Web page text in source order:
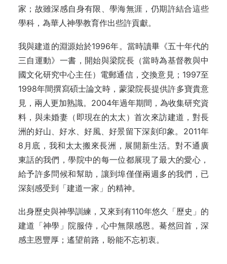
家；故雖深感自身有限、學海無涯，仍期許結合這些
學科，為華人神學教育作出些許貢獻。
我與建道的淵源始於1996年。當時讀畢《五十年代的
三自運動》一書，開始與梁院長（當時為基督教與中
國文化研究中心主任）電郵通信，交換意見；1997至
1998年間撰寫碩士論文時，蒙梁院長提供許多寶貴意
見，兩人更加熟識。2004年過年期間，為收集研究資
料，與未婚妻（即現在的太太）首次來訪建道，對長
洲的好山、好水、好風、好景留下深刻印象。2011年
8月底，我和太太搬來長洲，展開新生活。對不通廣
東話的我們，學院中的每一位都展現了最大的愛心，
給予許多問候和幫助，讓到埠僅僅兩週多的我們，已
深刻感受到「建道一家」的精神。
出身歷史與神學訓練，又來到有110年悠久「歷史」的
建道「神學」院服侍，心中無限感恩。驀然回首，深
感主恩豐厚；遙望前路，盼能不忘初衷。